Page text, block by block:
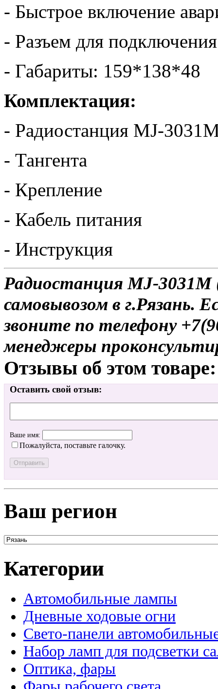
- Быстрое включение
- Разъем для
- Габариты: 159*138*48
Комплектация:
- Радиостанция MJ-
- Тангента
- Крепление
- Кабель питания
- Инструкция
Радиостанция MJ-
самовывозом в г.Рязань.
звоните по телефону
менеджеры
Отзывы об этом товаре:
Оставить свой отзыв:
Ваше имя:
Пожалуйста, поставьте галочку.
Ваш регион
Категории
Автомобильные лампы
Дневные ходовые огни
Свето-панели
Набор ламп для подсветки
Оптика, фары